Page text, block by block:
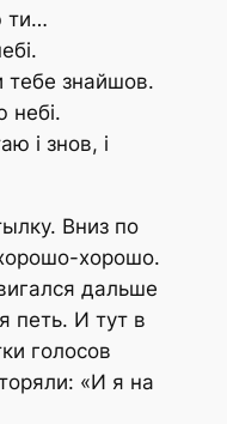
ти…
тебе знайшов.
небі.
і знов, і
Вниз по
хорошо.
дальше
петь. И тут в
голосов
«И я на